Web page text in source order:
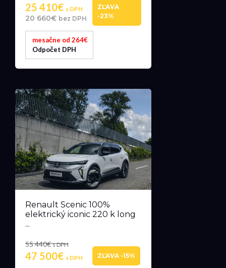
25 410€ s DPH
20 660€ bez DPH
ZĽAVA
-23%
mesačne od 264€
Odpočet DPH
Renault Scenic 100%
elektrický iconic 220 k long
...
55 440€s DPH
47 500€ s DPH ZĽAVA -15%